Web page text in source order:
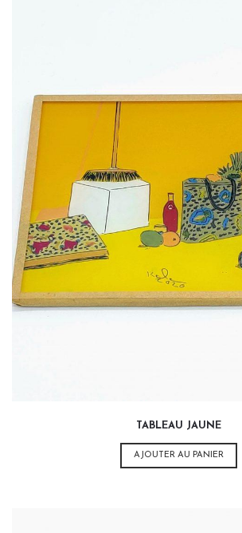
65,00€
TABLEAU JAUNE
AJOUTER AU PANIER